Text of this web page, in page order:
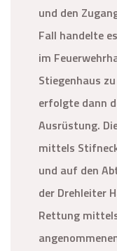
und den
Fall handelte
im
Stiegenhaus
erfolgte dann
Ausrüstung.
mittels
und auf den
der Drehleiter
Rettung